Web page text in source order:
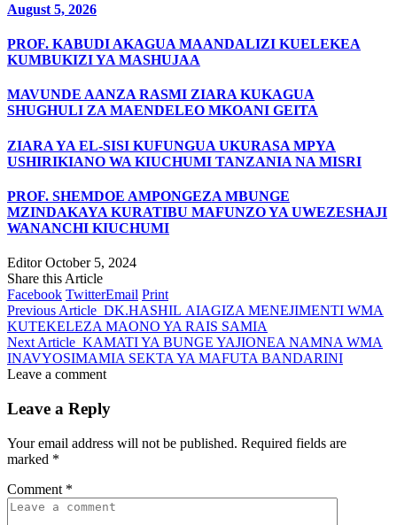
August 5, 2026
PROF. KABUDI AKAGUA MAANDALIZI KUELEKEA
KUMBUKIZI YA MASHUJAA
MAVUNDE AANZA RASMI ZIARA KUKAGUA
SHUGHULI ZA MAENDELEO MKOANI GEITA
ZIARA YA EL-SISI KUFUNGUA UKURASA MPYA
USHIRIKIANO WA KIUCHUMI TANZANIA NA MISRI
PROF. SHEMDOE AMPONGEZA MBUNGE
MZINDAKAYA KURATIBU MAFUNZO YA UWEZESHAJI
WANANCHI KIUCHUMI
Editor October 5, 2024
Share this Article
Facebook TwitterEmail Print
Previous Article DK.HASHIL AIAGIZA MENEJIMENTI WMA
KUTEKELEZA MAONO YA RAIS SAMIA
Next Article KAMATI YA BUNGE YAJIONEA NAMNA WMA
INAVYOSIMAMIA SEKTA YA MAFUTA BANDARINI
Leave a comment
Leave a Reply
Your email address will not be published. Required fields are
marked *
Comment *